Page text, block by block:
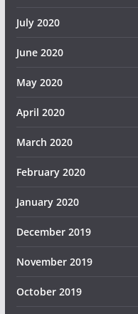
July 2020
June 2020
May 2020
April 2020
March 2020
February 2020
January 2020
December 2019
November 2019
October 2019